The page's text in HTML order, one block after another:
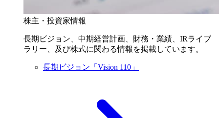
株主・投資家情報
長期ビジョン、中期経営計画、財務・業績、IRライブ
ラリー、及び株式に関わる情報を掲載しています。
長期ビジョン「Vision 110」